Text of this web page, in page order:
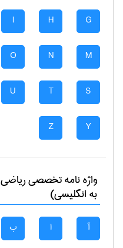
G
H
I
M
N
O
S
T
U
Y
Z
واژه نامه تخصصیرياضی
به انگلیسی)
آ ا ب